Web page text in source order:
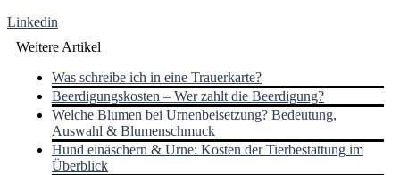
Linkedin
Weitere Artikel
Was schreibe ich in eine Trauerkarte?
Beerdigungskosten – Wer zahlt die Beerdigung?
Welche Blumen bei Urnenbeisetzung? Bedeutung,
Auswahl & Blumenschmuck
Hund einäschern & Urne: Kosten der Tierbestattung im
Überblick